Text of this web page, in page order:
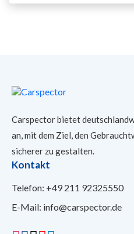
Carspector bietet
an, mit dem Ziel, den
sicherer zu gestalten.
Kontakt
Telefon: +49 211 92325550
E-Mail: info@carspector.de